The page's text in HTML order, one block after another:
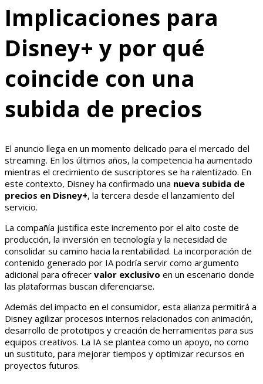
Implicaciones para
Disney+ y por qué
coincide con una
subida de precios
El anuncio llega en un momento delicado para el mercado del
streaming. En los últimos años, la competencia ha aumentado
mientras el crecimiento de suscriptores se ha ralentizado. En
este contexto, Disney ha confirmado una nueva subida de
precios en Disney+, la tercera desde el lanzamiento del
servicio.
La compañía justifica este incremento por el alto coste de
producción, la inversión en tecnología y la necesidad de
consolidar su camino hacia la rentabilidad. La incorporación de
contenido generado por IA podría servir como argumento
adicional para ofrecer valor exclusivo en un escenario donde
las plataformas buscan diferenciarse.
Además del impacto en el consumidor, esta alianza permitirá a
Disney agilizar procesos internos relacionados con animación,
desarrollo de prototipos y creación de herramientas para sus
equipos creativos. La IA se plantea como un apoyo, no como
un sustituto, para mejorar tiempos y optimizar recursos en
proyectos futuros.